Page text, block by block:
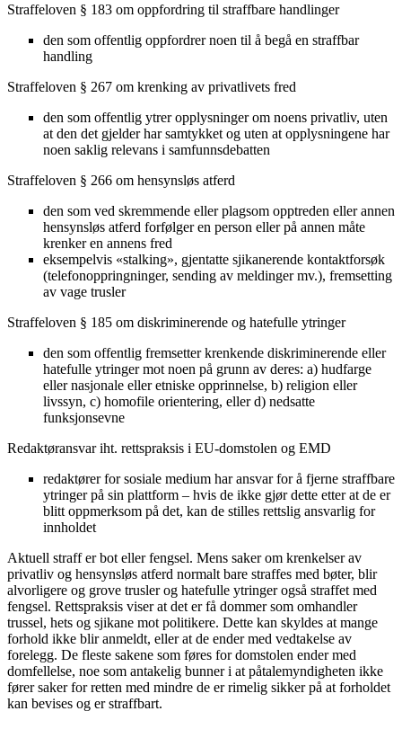
Straffeloven § 183 om oppfordring til straffbare handlinger
den som offentlig oppfordrer noen til å begå en straffbar
handling
Straffeloven § 267 om krenking av privatlivets fred
den som offentlig ytrer opplysninger om noens privatliv, uten
at den det gjelder har samtykket og uten at opplysningene har
noen saklig relevans i samfunnsdebatten
Straffeloven § 266 om hensynsløs atferd
den som ved skremmende eller plagsom opptreden eller annen
hensynsløs atferd forfølger en person eller på annen måte
krenker en annens fred
eksempelvis «stalking», gjentatte sjikanerende kontaktforsøk
(telefonoppringninger, sending av meldinger mv.), fremsetting
av vage trusler
Straffeloven § 185 om diskriminerende og hatefulle ytringer
den som offentlig fremsetter krenkende diskriminerende eller
hatefulle ytringer mot noen på grunn av deres: a) hudfarge
eller nasjonale eller etniske opprinnelse, b) religion eller
livssyn, c) homofile orientering, eller d) nedsatte
funksjonsevne
Redaktøransvar iht. rettspraksis i EU-domstolen og EMD
redaktører for sosiale medium har ansvar for å fjerne straffbare
ytringer på sin plattform – hvis de ikke gjør dette etter at de er
blitt oppmerksom på det, kan de stilles rettslig ansvarlig for
innholdet
Aktuell straff er bot eller fengsel. Mens saker om krenkelser av
privatliv og hensynsløs atferd normalt bare straffes med bøter, blir
alvorligere og grove trusler og hatefulle ytringer også straffet med
fengsel. Rettspraksis viser at det er få dommer som omhandler
trussel, hets og sjikane mot politikere. Dette kan skyldes at mange
forhold ikke blir anmeldt, eller at de ender med vedtakelse av
forelegg. De fleste sakene som føres for domstolen ender med
domfellelse, noe som antakelig bunner i at påtalemyndigheten ikke
fører saker for retten med mindre de er rimelig sikker på at forholdet
kan bevises og er straffbart.